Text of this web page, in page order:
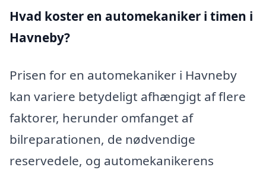
Hvad koster en automekaniker i timen i
Havneby?
Prisen for en automekaniker i Havneby
kan variere betydeligt afhængigt af flere
faktorer, herunder omfanget af
bilreparationen, de nødvendige
reservedele, og automekanikerens